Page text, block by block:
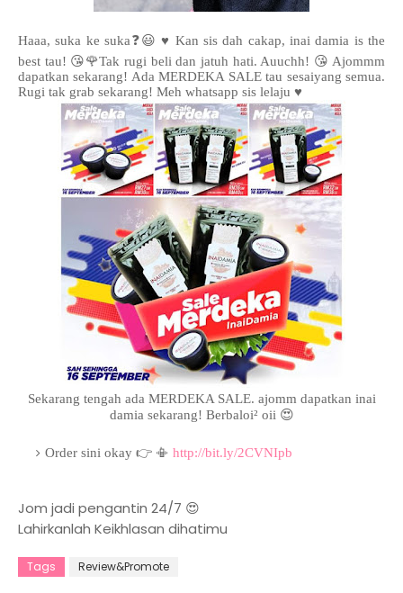
Haaa, suka ke suka❓😃 ♥️ Kan sis dah cakap, inai damia is the
best tau! 😘🌹Tak rugi beli dan jatuh hati. Auuchh! 😘 Ajommm
dapatkan sekarang! Ada MERDEKA SALE tau sesaiyang semua.
Rugi tak grab sekarang! Meh whatsapp sis lelaju ♥️
Sekarang tengah ada MERDEKA SALE. ajomm dapatkan inai
damia sekarang! Berbaloi² oii 😍
Order sini okay 👉 📳 http://bit.ly/2CVNIpb
Jom jadi pengantin 24/7 😍
Lahirkanlah Keikhlasan dihatimu
Tags Review&Promote